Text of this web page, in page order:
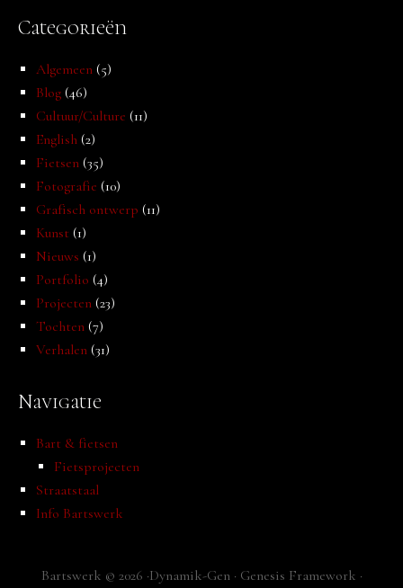
Categorieën
Algemeen (5)
Blog (46)
Cultuur/Culture (11)
English (2)
Fietsen (35)
Fotografie (10)
Grafisch ontwerp (11)
Kunst (1)
Nieuws (1)
Portfolio (4)
Projecten (23)
Tochten (7)
Verhalen (31)
Navigatie
Bart & fietsen
Fietsprojecten
Straatstaal
Info Bartswerk
Bartswerk © 2026 ·Dynamik-Gen· Genesis Framework ·